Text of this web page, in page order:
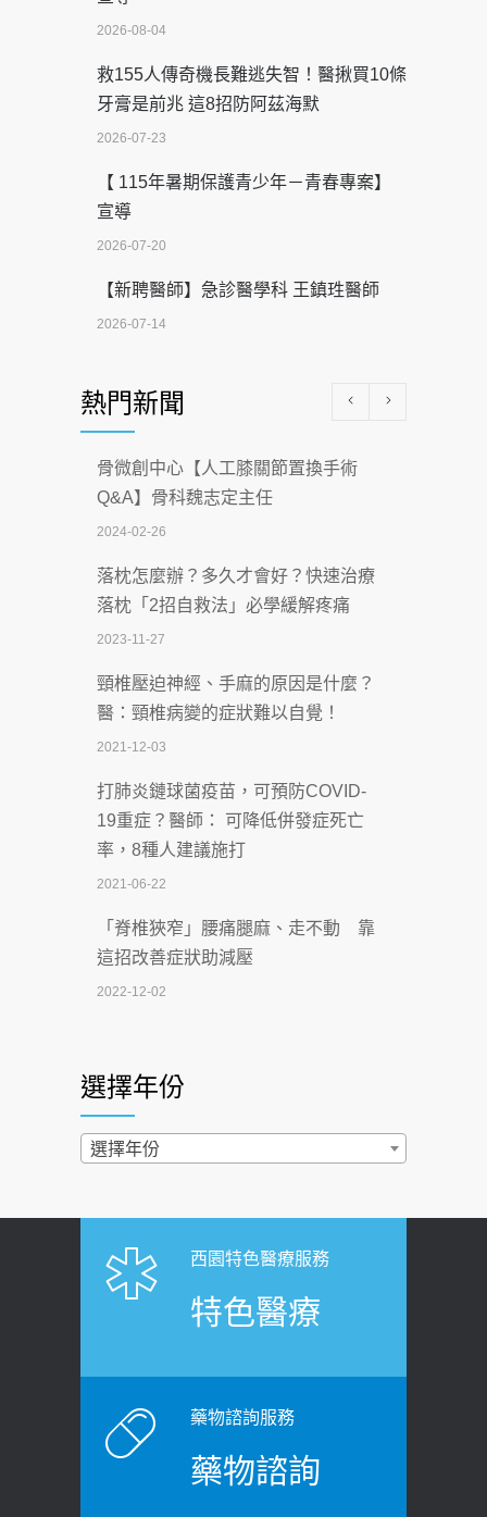
2026-08-04
救155人傳奇機長難逃失智！醫揪買10條
牙膏是前兆 這8招防阿茲海默
2026-07-23
【 115年暑期保護青少年－青春專案】
宣導
2026-07-20
【新聘醫師】急診醫學科 王鎮珄醫師
2026-07-14
科能量
2026-07-08
沒菸酒也瀕臨洗腎？65歲男靠「這習
慣」逆轉腎功能 醫揭3招救命
2026-07-08
體溫飆破41度！醫連收兩例中暑病例：
致死率達8成
2026-07-07
深耕萬華55年 西園醫院回顧發展歷程與
智慧 醫療布局
2026-07-06
【115年臺北市「防癌保衛戰：健康好禮
一手刮」】 宣導
2026-07-02
2026-07-02
4連霸議員黃秋澤癌逝！食道癌為何奪命
西園醫院55周年 7／10捐血公益活動 邀
民眾熱血響應
2026-06-30
健康肛門痛都是痔瘡?醫談瘍瘍瘻管與肛
裂差異 逾50歲民眾可做1事
原則避免血糖血壓飆高
2026-06-08
熱門新聞
骨微創中心【人工膝關節置換手術
Q&A】骨科魏志定主任
2024-02-26
落枕怎麼辦？多久才會好？快速治療
落枕「2招自救法」必學緩解疼痛
2023-11-27
頸椎壓迫神經、手麻的原因是什麼？
醫：頸椎病變的症狀難以自覺！
2021-12-03
打肺炎鏈球菌疫苗，可預防COVID-
19重症？醫師： 可降低併發症死亡
率，8種人建議施打
2021-06-22
「脊椎狹窄」腰痛腿麻、走不動 靠
這招改善症狀助減壓
2022-12-02
2022-02-17
過量維生素D和鈣恐罹癌? 醫師釋
「落枕」不要大力按脖子！ 1招「伸
展運動」預防落枕
老後睡不好、夜間易跌倒
2021-03-05
選擇年份
選擇年份
西園特色醫療服務
特色醫療
藥物諮詢服務
藥物諮詢